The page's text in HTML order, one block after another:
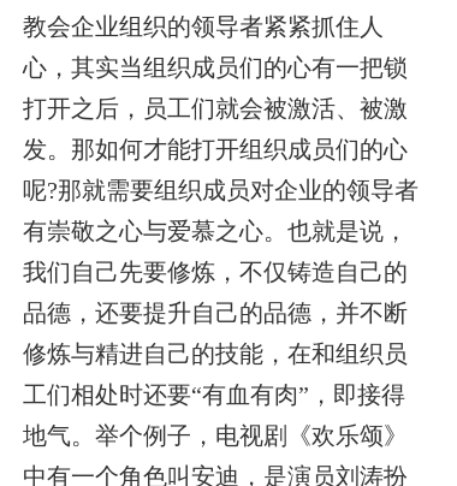
教会企业组织的领导者紧紧抓住人
心，其实当组织成员们的心有一把锁
打开之后，员工们就会被激活、被激
发。 那如何才能打开组织成员们的心
呢?那就需要组织成员对企业的领导者
有崇敬之心与爱慕之心。也就是说，
我们自己先要修炼，不仅铸造自己的
品德，还要提升自己的品德，并不断
修炼与精进自己的技能，在和组织员
工们相处时还要“有血有肉”，即接得
地气。举个例子，电视剧《欢乐颂》
中有一个角色叫安迪，是演员刘涛扮